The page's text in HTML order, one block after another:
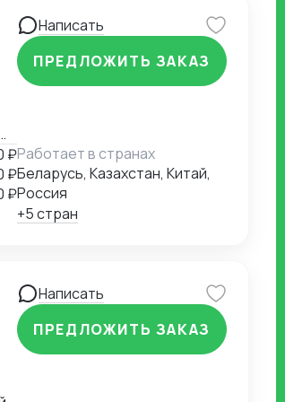
₽
₽
₽
Написать
ПРЕДЛОЖИТЬ ЗАКАЗ
Работает в странах
Беларусь, Казахстан, Китай,
Россия
+5 стран
Написать
ПРЕДЛОЖИТЬ ЗАКАЗ